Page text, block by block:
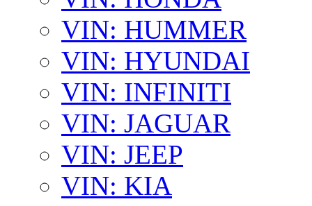
VIN: HUMMER
VIN: HYUNDAI
VIN: INFINITI
VIN: JAGUAR
VIN: JEEP
VIN: KIA